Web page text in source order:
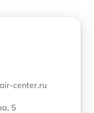
center.ru
5